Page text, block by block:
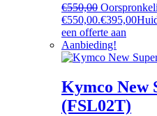
€550,00
€550,00.€395,00
een offerte aan
Aanbieding!
Kymco New
(FSL02T)